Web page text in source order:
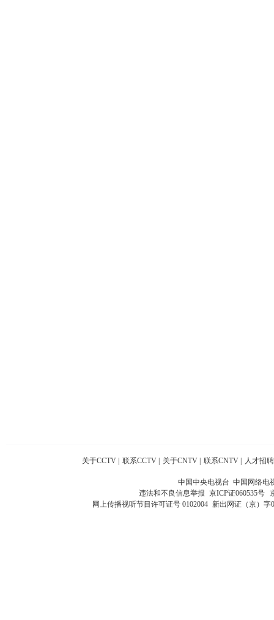
关于CCTV 联系CCTV 关于CNTV 联系CNTV 人才招聘
中国中央电视台 中国网络电
违法和不良信息举报 京ICP证060535号
网上传播视听节目许可证号 0102004 新出网证（京）